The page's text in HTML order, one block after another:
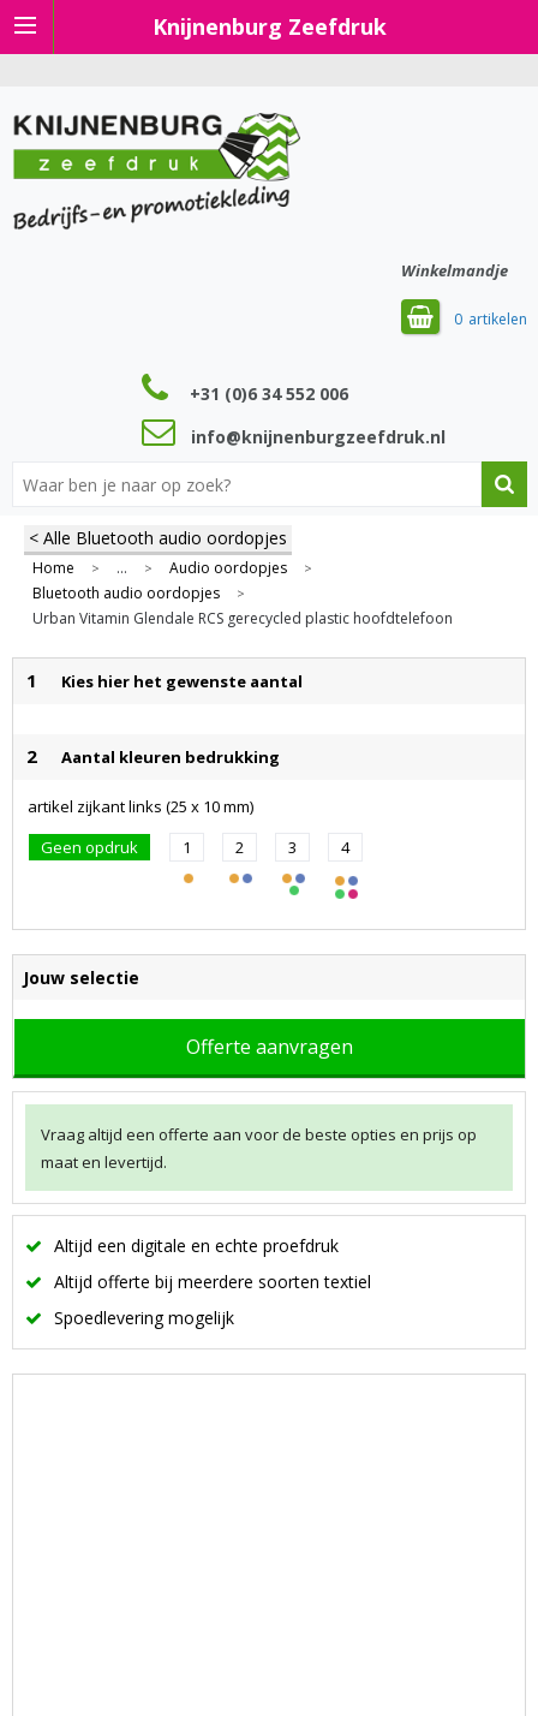
Knijnenburg Zeefdruk
Winkelmandje
0
+31 (0)6 34 552 006
info@knijnenburgzeefdruk.nl
< Alle Bluetooth audio oordopjes
Home > ... > Audio oordopjes >
Bluetooth audio oordopjes >
Urban Vitamin Glendale RCS gerecycled plastic hoofdtelefoon
1 Kies hier het gewenste aantal
2 Aantal kleuren bedrukking
artikel zijkant links (25 x 10 mm)
Geen opdruk
1 2 3 4
Jouw selectie
Offerte aanvragen
Vraag altijd een offerte aan voor de beste opties en prijs op
maat en levertijd.
Altijd een digitale en echte proefdruk
Altijd offerte bij meerdere soorten textiel
Spoedlevering mogelijk